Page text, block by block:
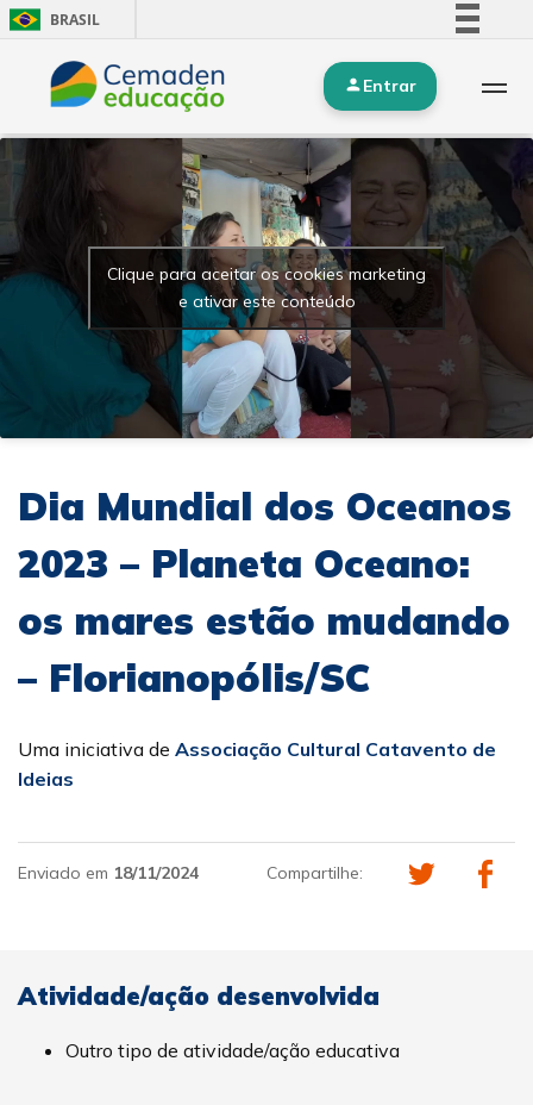
BRASIL
Simplifique!
Comunica BR
Participe
Acesso à informação
Legislação
Entrar
Clique para aceitar os cookies marketing
e ativar este conteúdo
Dia Mundial dos Oceanos
2023 – Planeta Oceano:
os mares estão mudando
– Florianopólis/SC
Uma iniciativa de Associação Cultural Catavento de
Ideias
Enviado em 18/11/2024 Compartilhe:
Atividade/ação desenvolvida
Outro tipo de atividade/ação educativa